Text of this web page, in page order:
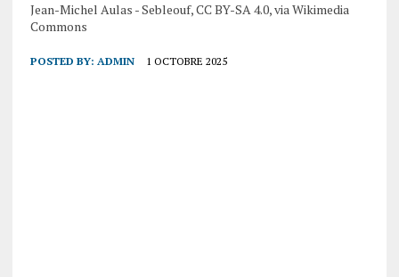
Jean-Michel Aulas - Sebleouf, CC BY-SA 4.0, via Wikimedia
Commons
POSTED BY: ADMIN 1 OCTOBRE 2025